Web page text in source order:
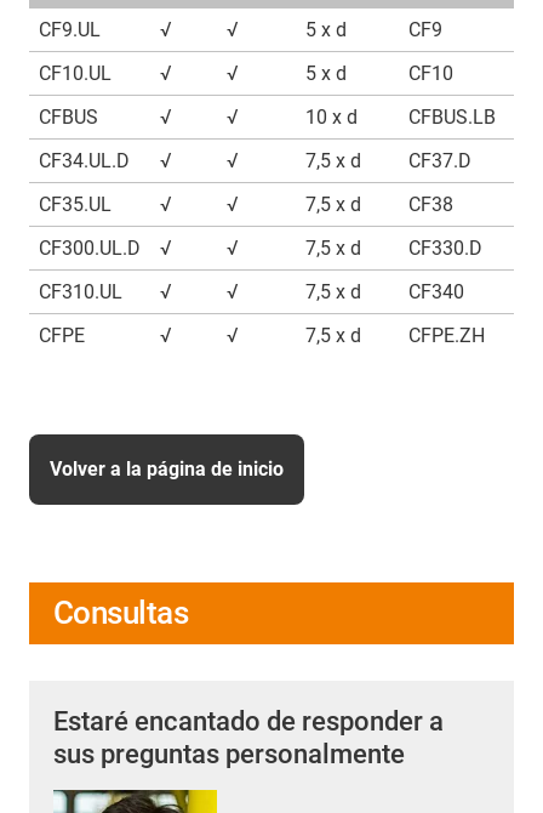
CF9.UL √ √ 5 x d CF9
CF10.UL
√ √ 5 x d CF10
CFBUS
√ √ 10 x d CFBUS.LB
CF34.UL.D
√ √ 7,5 x d CF37.D
CF35.UL
√ √ 7,5 x d CF38
CF300.UL.D
√ √ 7,5 x d CF330.D
CF310.UL
√ √ 7,5 x d CF340
CFPE
√ √ 7,5 x d CFPE.ZH
Volver a la página de inicio
Consultas
Estaré encantado de responder a
sus preguntas personalmente